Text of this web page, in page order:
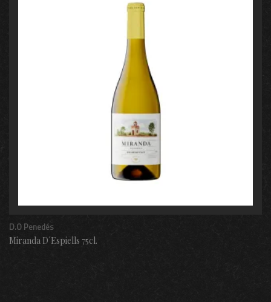
D.O Penedés
Miranda D´Espiells 75cl.